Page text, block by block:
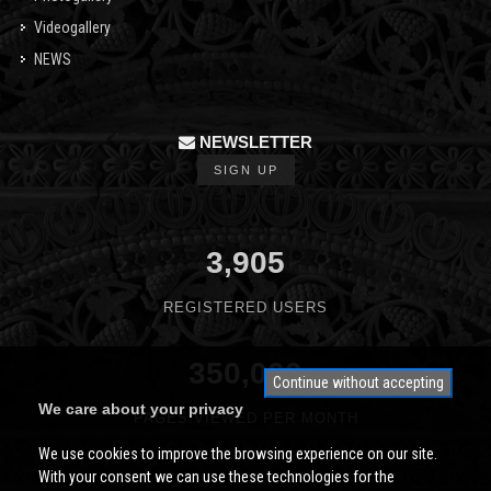
Videogallery
NEWS
NEWSLETTER
SIGN UP
3,905
REGISTERED USERS
350,000
PAGES VIEWED PER MONTH
Continue without accepting
We care about your privacy
We use cookies to improve the browsing experience on our site.
With your consent we can use these technologies for the